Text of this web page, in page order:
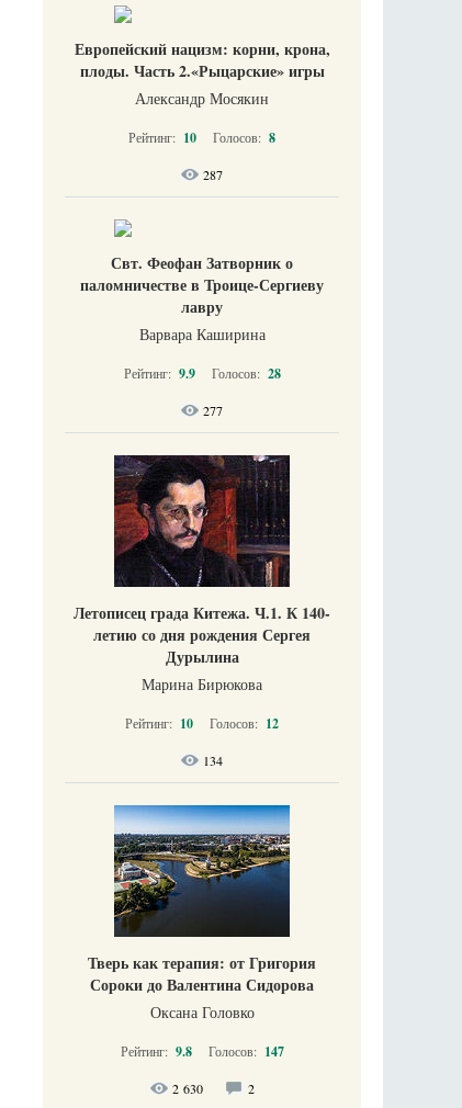
Европейский нацизм: корни, крона,
плоды. Часть 2.«Рыцарские» игры
Александр Мосякин
Рейтинг: 10 Голосов: 8
287
Свт. Феофан Затворник о
паломничестве в Троице-Сергиеву
лавру
Варвара Каширина
Рейтинг: 9.9 Голосов: 28
277
Летописец града Китежа. Ч.1. К 140-
летию со дня рождения Сергея
Дурылина
Марина Бирюкова
Рейтинг: 10 Голосов: 12
134
Тверь как терапия: от Григория
Сороки до Валентина Сидорова
Оксана Головко
Рейтинг: 9.8 Голосов: 147
2 630 2